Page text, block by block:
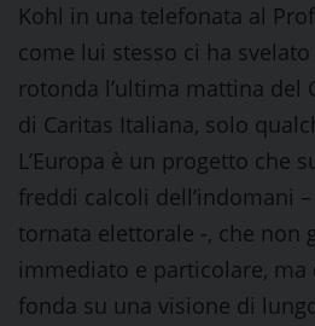
Kohl in una telefonata al
come lui stesso ci ha
rotonda l’ultima mattina del
di Caritas Italiana, solo
L’Europa è un progetto che
freddi calcoli dell’indomani
tornata elettorale -, che non
immediato e particolare, ma
fonda su una visione di